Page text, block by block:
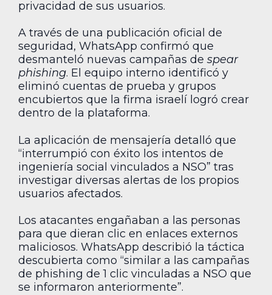
privacidad de sus usuarios.
A través de una publicación oficial de
seguridad, WhatsApp confirmó que
desmanteló nuevas campañas de spear
phishing. El equipo interno identificó y
eliminó cuentas de prueba y grupos
encubiertos que la firma israelí logró crear
dentro de la plataforma.
La aplicación de mensajería detalló que
“interrumpió con éxito los intentos de
ingeniería social vinculados a NSO” tras
investigar diversas alertas de los propios
usuarios afectados.
Los atacantes engañaban a las personas
para que dieran clic en enlaces externos
maliciosos. WhatsApp describió la táctica
descubierta como “similar a las campañas
de phishing de 1 clic vinculadas a NSO que
se informaron anteriormente”.